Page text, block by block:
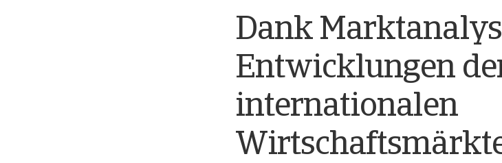
Dank
Entwicklungen
internationalen